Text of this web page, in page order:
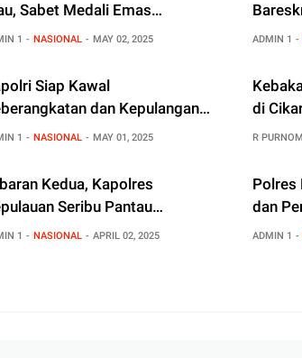
Sabet Medali Emas
Karate di Malaysia
1 NASIONAL MAY 02, 2025 ADMIN 1
Siap Kawal
dan Kepulangan
di Peringatan May Day
1 NASIONAL MAY 01, 2025
di
R
Kedua, Kapolres
Seribu Pantau
Arus Mudik dan
1 NASIONAL APRIL 02, 2025
Polres
dan
ADMIN 1